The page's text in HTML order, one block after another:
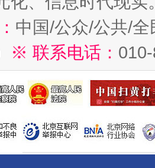
中国/公众/公共/
※ 联系电话：